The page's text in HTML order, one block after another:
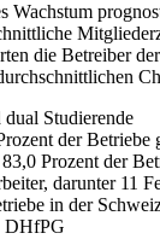
Wachstum
die Betreiber
Studierende
der
Prozent der
darunter 11
in der
DHfPG